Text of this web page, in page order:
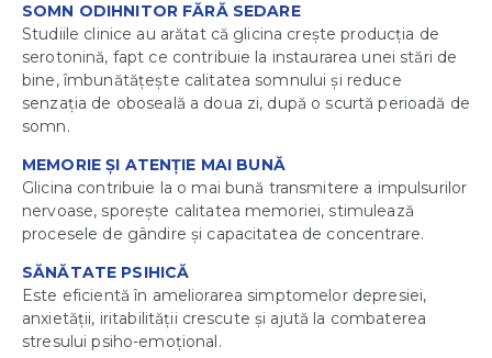
SOMN ODIHNITOR FĂRĂ SEDARE
Studiile clinice au arătat că glicina crește producția de
serotonină, fapt ce contribuie la instaurarea unei stări de
bine, îmbunătățește calitatea somnului și reduce
senzația de oboseală a doua zi, după o scurtă perioadă de
somn.
MEMORIE ȘI ATENȚIE MAI BUNĂ
Glicina contribuie la o mai bună transmitere a impulsurilor
nervoase, sporește calitatea memoriei, stimulează
procesele de gândire și capacitatea de concentrare.
SĂNĂTATE PSIHICĂ
Este eficientă în ameliorarea simptomelor depresiei,
anxietății, iritabilității crescute și ajută la combaterea
stresului psiho-emoțional.